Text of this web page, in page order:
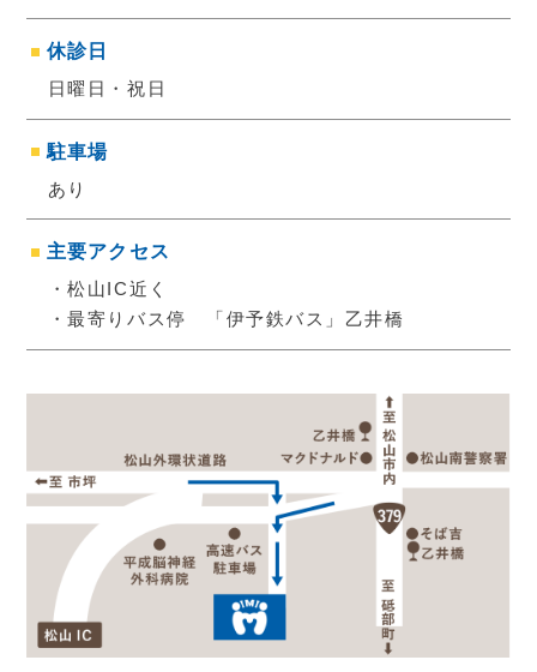
休診日
日曜日・祝日
駐車場
あり
主要アクセス
・松山IC近く
・最寄りバス停 「伊予鉄バス」乙井橋